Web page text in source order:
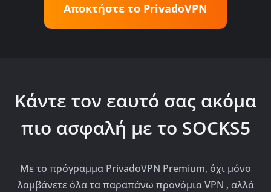
Αποκτήστε το PrivadoVPN
Κάντε τον εαυτό σας ακόμα
πιο ασφαλή με το SOCKS5
Με το πρόγραμμα PrivadoVPN Premium, όχι μόνο
λαμβάνετε όλα τα παραπάνω προνόμια VPN , αλλά